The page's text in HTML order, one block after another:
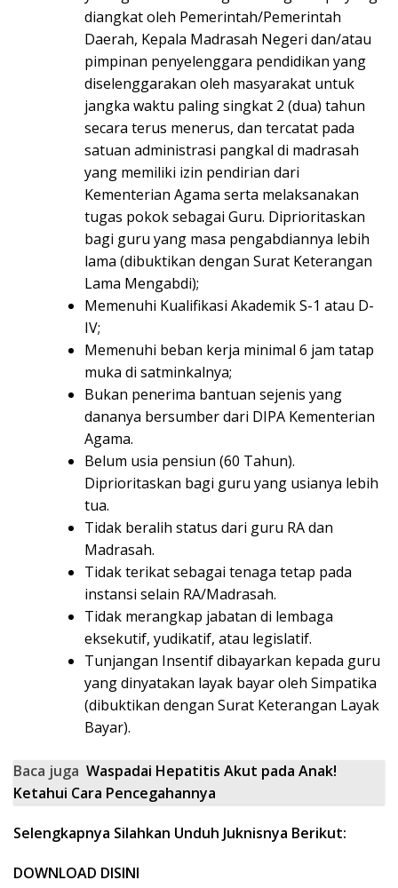
diangkat oleh Pemerintah/Pemerintah
Daerah, Kepala Madrasah Negeri dan/atau
pimpinan penyelenggara pendidikan yang
diselenggarakan oleh masyarakat untuk
jangka waktu paling singkat 2 (dua) tahun
secara terus menerus, dan tercatat pada
satuan administrasi pangkal di madrasah
yang memiliki izin pendirian dari
Kementerian Agama serta melaksanakan
tugas pokok sebagai Guru. Diprioritaskan
bagi guru yang masa pengabdiannya lebih
lama (dibuktikan dengan Surat Keterangan
Lama Mengabdi);
Memenuhi Kualifikasi Akademik S-1 atau D-
IV;
Memenuhi beban kerja minimal 6 jam tatap
muka di satminkalnya;
Bukan penerima bantuan sejenis yang
dananya bersumber dari DIPA Kementerian
Agama.
Belum usia pensiun (60 Tahun).
Diprioritaskan bagi guru yang usianya lebih
tua.
Tidak beralih status dari guru RA dan
Madrasah.
Tidak terikat sebagai tenaga tetap pada
instansi selain RA/Madrasah.
Tidak merangkap jabatan di lembaga
eksekutif, yudikatif, atau legislatif.
Tunjangan Insentif dibayarkan kepada guru
yang dinyatakan layak bayar oleh Simpatika
(dibuktikan dengan Surat Keterangan Layak
Bayar).
Baca juga Waspadai Hepatitis Akut pada Anak!
Ketahui Cara Pencegahannya
Selengkapnya Silahkan Unduh Juknisnya Berikut:
DOWNLOAD DISINI